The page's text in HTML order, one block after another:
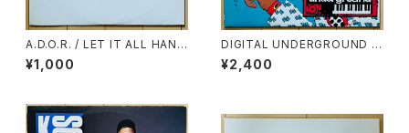
A.D.O.R. / LET IT ALL HANG
OUT(RAE & CHRISTIAN RE
MIX)
¥1,000
DIGITAL UNDERGROUND /
THE HUMPTY DANCE
¥2,400